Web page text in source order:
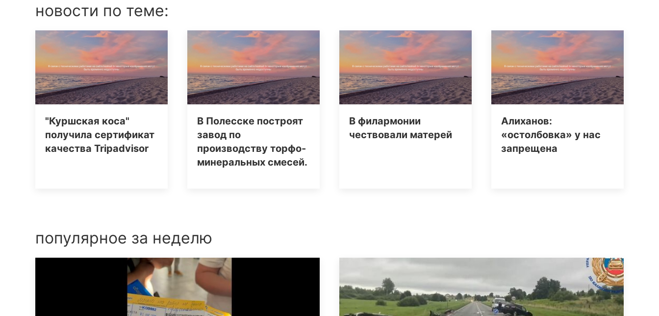
новости по теме:
"Куршская коса"
получила сертификат
качества Tripаdvisor
В Полесске построят
завод по
производству торфо-
минеральных смесей.
В филармонии
чествовали матерей
Алиханов:
«остолбовка» у нас
запрещена
популярное за неделю